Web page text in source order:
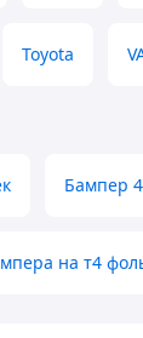
Toyota
Бампер
на т4